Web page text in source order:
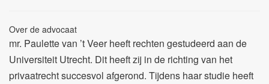
Over de advocaat
mr. Paulette van ’t Veer heeft rechten gestudeerd aan de
Universiteit Utrecht. Dit heeft zij in de richting van het
privaatrecht succesvol afgerond. Tijdens haar studie heeft